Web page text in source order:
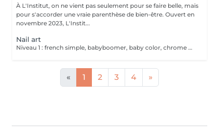
À L'Institut, on ne vient pas seulement pour se faire belle, mais
pour s'accorder une vraie parenthèse de bien-être. Ouvert en
novembre 2023, L'Instit...
Nail art
Niveau 1 : french simple, babyboomer, baby color, chrome uni, effet marbre, feuille d'or, nail art graphique une couleur, strass simple, effet bloom Niveau 2 : effet pull, incrustations de paillettes, dégradé 2 couleurs, strass complexe, effet turtoise, nail art graphique 2 couleurs. Niveau 3 : french reverse, french revisitée, 3D chrome, combinaison nail art, 3D sculp Niveau 4 : sur devis
« 1 2 3 4 »